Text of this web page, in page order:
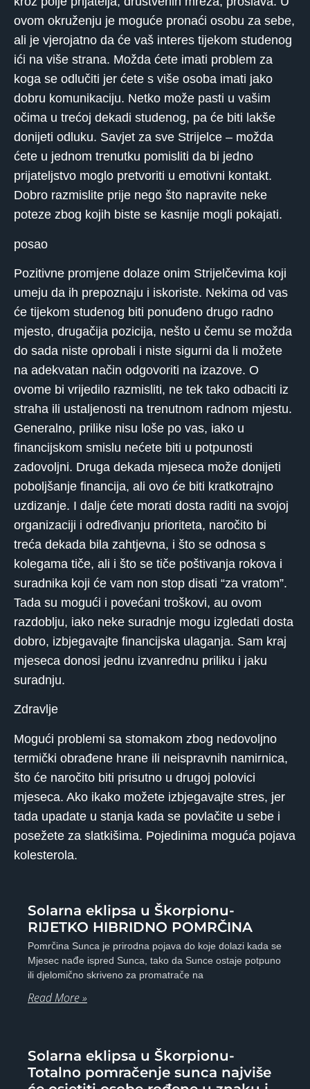
ovom okruženju je moguće pronaći osobu za sebe,
ali je vjerojatno da će vaš interes tijekom studenog
ići na više strana. Možda ćete imati problem za
koga se odlučiti jer ćete s više osoba imati jako
dobru komunikaciju. Netko može pasti u vašim
očima u trećoj dekadi studenog, pa će biti lakše
donijeti odluku. Savjet za sve Strijelce – možda
ćete u jednom trenutku pomisliti da bi jedno
prijateljstvo moglo pretvoriti u emotivni kontakt.
Dobro razmislite prije nego što napravite neke
poteze zbog kojih biste se kasnije mogli pokajati.
posao
Pozitivne promjene dolaze onim Strijelčevima koji
umeju da ih prepoznaju i iskoriste. Nekima od vas
će tijekom studenog biti ponuđeno drugo radno
mjesto, drugačija pozicija, nešto u čemu se možda
do sada niste oprobali i niste sigurni da li možete
na adekvatan način odgovoriti na izazove. O
ovome bi vrijedilo razmisliti, ne tek tako odbaciti iz
straha ili ustaljenosti na trenutnom radnom mjestu.
Generalno, prilike nisu loše po vas, iako u
financijskom smislu nećete biti u potpunosti
zadovoljni. Druga dekada mjeseca može donijeti
poboljšanje financija, ali ovo će biti kratkotrajno
uzdizanje. I dalje ćete morati dosta raditi na svojoj
organizaciji i određivanju prioriteta, naročito bi
treća dekada bila zahtjevna, i što se odnosa s
kolegama tiče, ali i što se tiče poštivanja rokova i
suradnika koji će vam non stop disati “za vratom”.
Tada su mogući i povećani troškovi, au ovom
razdoblju, iako neke suradnje mogu izgledati dosta
dobro, izbjegavajte financijska ulaganja. Sam kraj
mjeseca donosi jednu izvanrednu priliku i jaku
suradnju.
Zdravlje
Mogući problemi sa stomakom zbog nedovoljno
termički obrađene hrane ili neispravnih namirnica,
što će naročito biti prisutno u drugoj polovici
mjeseca. Ako ikako možete izbjegavajte stres, jer
tada upadate u stanja kada se povlačite u sebe i
posežete za slatkišima. Pojedinima moguća pojava
kolesterola.
Solarna eklipsa u Škorpionu-
RIJETKO HIBRIDNO POMRČINA
Pomrčina Sunca je prirodna pojava do koje dolazi kada se
Mjesec nađe ispred Sunca, tako da Sunce ostaje potpuno
ili djelomično skriveno za promatrače na
Read More »
Solarna eklipsa u Škorpionu-
Totalno pomračenje sunca najviše